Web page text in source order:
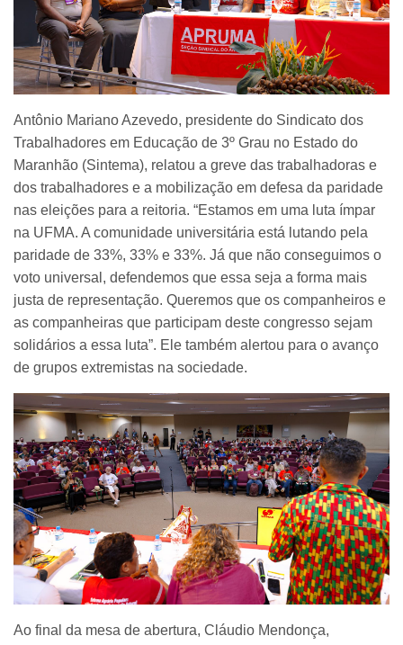
Antônio Mariano Azevedo, presidente do Sindicato dos
Trabalhadores em Educação de 3º Grau no Estado do
Maranhão (Sintema), relatou a greve das trabalhadoras e
dos trabalhadores e a mobilização em defesa da paridade
nas eleições para a reitoria. “Estamos em uma luta ímpar
na UFMA. A comunidade universitária está lutando pela
paridade de 33%, 33% e 33%. Já que não conseguimos o
voto universal, defendemos que essa seja a forma mais
justa de representação. Queremos que os companheiros e
as companheiras que participam deste congresso sejam
solidários a essa luta”. Ele também alertou para o avanço
de grupos extremistas na sociedade.
Ao final da mesa de abertura, Cláudio Mendonça,